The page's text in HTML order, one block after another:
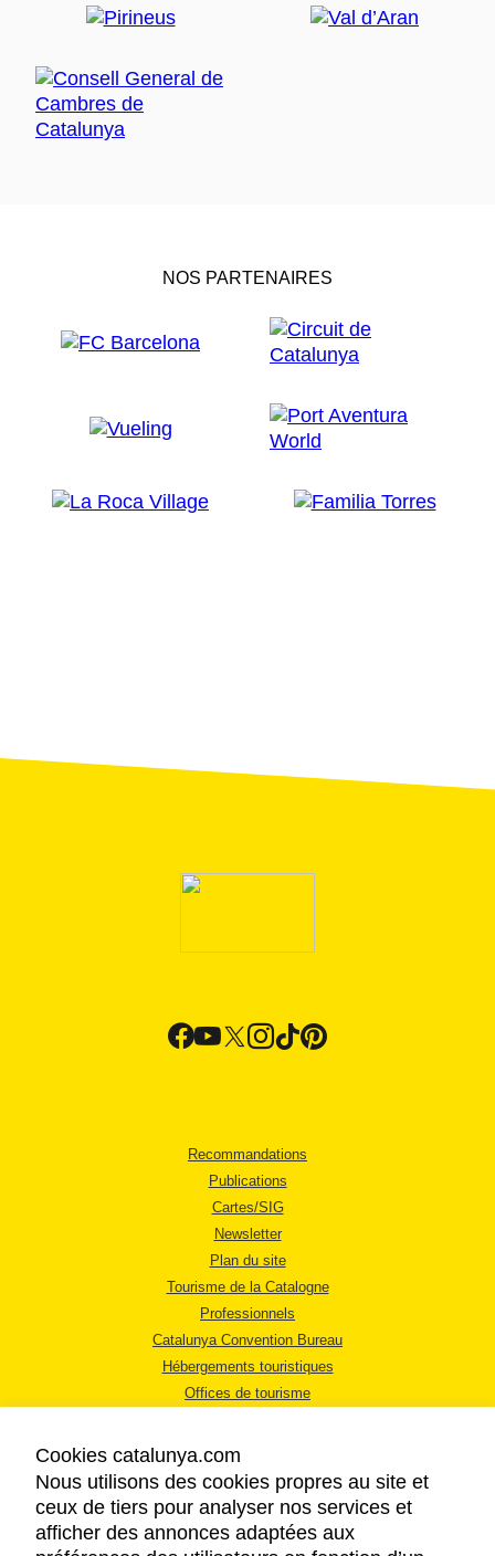
NOS PARTENAIRES
Recommandations
Publications
Cartes/SIG
Newsletter
Plan du site
Tourisme de la Catalogne
Professionnels
Catalunya Convention Bureau
Hébergements touristiques
Offices de tourisme
MENTIONS LÉGALES
Cookies catalunya.com
Nous utilisons des cookies propres au site et
ceux de tiers pour analyser nos services et
afficher des annonces adaptées aux